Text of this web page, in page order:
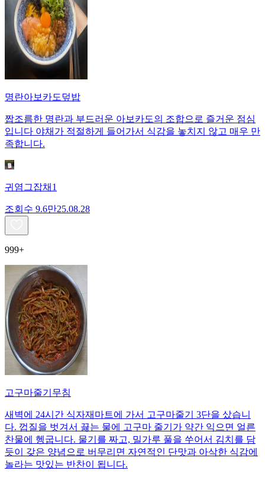
명란아보카도덮밥
짭조름한 명란과 부드러운 아보카도의 조합으로 즐거운 점심
입니다 야채가 적절하게 들어가서 식감을 놓치지 않고 매우 만
족합니다.
귀염그잡채1
조회수 9.6만25.08.28
999+
고구마줄기무침
새벽에 24시간 식자재마트에 가서 고구마줄기 3단을 샀습니
다. 껍질을 벗겨서 끓는 물에 고구마 줄기가 약간 익으면 얼른
찬물에 헹굽니다. 물기를 짜고, 밀가루 풀을 쑤어서 김치를 담
듯이 갖은 양념으로 버무리면 자연적인 단맛과 아삭한 식감에
놀라는 맛있는 반찬이 됩니다.